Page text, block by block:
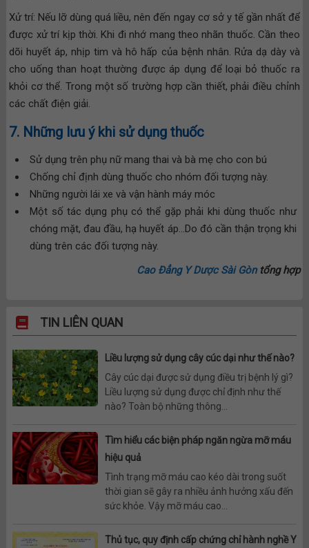
Xử trí: Nếu lỡ dùng quá liều, nên đến ngay cơ sở y tế gần nhất để
được xử trí kịp thời. Khi đi nhớ mang theo nhãn thuốc. Cần theo
dõi huyết áp, nhịp tim và hô hấp của bệnh nhân. Rửa dạ dày và
cho uống than hoạt thường được áp dụng để loại bỏ thuốc ra
khỏi cơ thể. Trong một số trường hợp cần thiết, phải điều chỉnh
các chất điện giải.
7. Những lưu ý khi sử dụng thuốc
Sử dụng trên phụ nữ mang thai và bà mẹ cho con bú
Chống chỉ định dùng thuốc cho nhóm đối tượng này.
Những người lái xe và vận hành máy móc
Một số tác dụng phụ có thể gặp phải khi dùng thuốc như
chóng mặt, đau đầu, hạ huyết áp…Do đó cần thận trọng khi
dùng trên các đối tượng này.
Cao Đẳng Y Dược Sài Gòntổng hợp
TIN LIÊN QUAN
Liều lượng sử dụng cây cúc dại như thế nào?
Cây cúc dại được sử dụng điều trị bệnh lý gì?
Liều lượng sử dụng được chỉ định như thế
nào? Toàn bộ những thông...
Tìm hiểu các biện pháp ngăn ngừa mỡ máu
hiệu quả
Tình trạng mỡ máu cao kéo dài trong suốt
thời gian sẽ gây ra nhiều ảnh hưởng xấu đến
sức khỏe. Vậy mỡ máu cao...
Thủ tục, quy định cấp chứng chỉ hành nghề Y